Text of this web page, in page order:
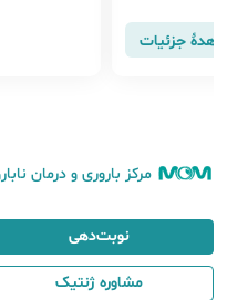
از جمله تکنی
متخصصان
جزئیات
عضلات
آر پی شامل
مرکز باروری و درمان
نوبت‌دهی
مشاوره ژنتیک